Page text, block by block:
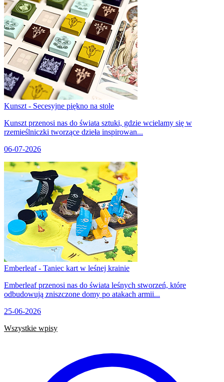
Kunszt - Secesyjne piękno na stole
Kunszt przenosi nas do świata sztuki, gdzie wcielamy się w
rzemieślniczki tworzące dzieła inspirowan...
06-07-2026
Emberleaf - Taniec kart w leśnej krainie
Emberleaf przenosi nas do świata leśnych stworzeń, które
odbudowują zniszczone domy po atakach armii...
25-06-2026
Wszystkie wpisy